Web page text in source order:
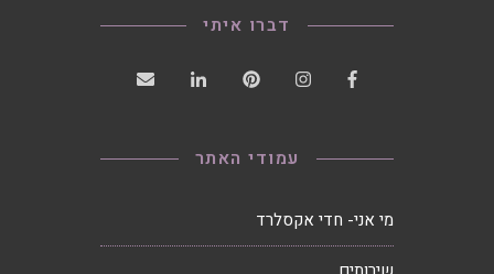
דברו איתי
עמודי האתר
מי אני- חדי אקסלרד